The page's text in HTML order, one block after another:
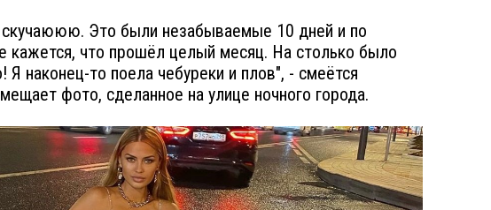
Это были незабываемые 10 дней и по
кажется, что прошёл целый месяц. На столько было
Я наконец-то поела чебуреки и плов", - смеётся
фото, сделанное на улице ночного города.